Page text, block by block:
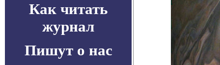
Как читать
журнал
Пишут о нас